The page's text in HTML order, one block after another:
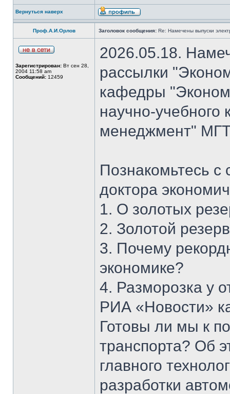
Вернуться наверх
Проф.А.И.Орлов Заголовок сообщения: Re: Намечены выпуски
Зарегистрирован: Вт сен 28,
2004 11:58 am
Сообщений: 12459
2026.05.18.
рассылки
кафедры
научно-
менеджмент"
Познакомьтесь с
доктора
1. О золотых
2. Золотой
3. Почему
экономике?
4. Разморозка у
РИА «Новости»
Готовы ли мы к
транспорта? Об
главного
разработки